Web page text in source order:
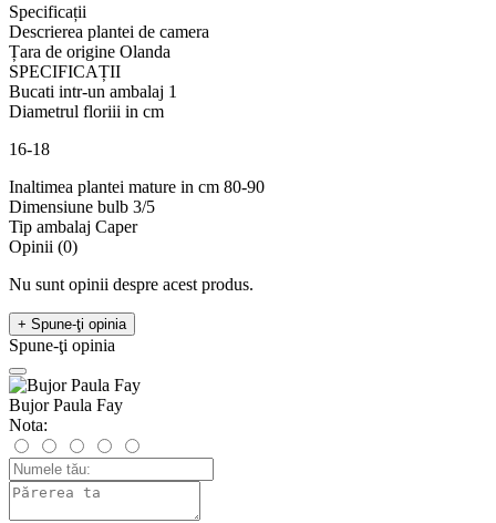
Specificații
Descrierea plantei de camera
Țara de origine Olanda
SPECIFICAȚII
Bucati intr-un ambalaj 1
Diametrul floriii in cm
16-18
Inaltimea plantei mature in cm 80-90
Dimensiune bulb 3/5
Tip ambalaj Сaper
Opinii (0)
Nu sunt opinii despre acest produs.
+ Spune-ţi opinia
Spune-ţi opinia
Bujor Paula Fay
Nota: